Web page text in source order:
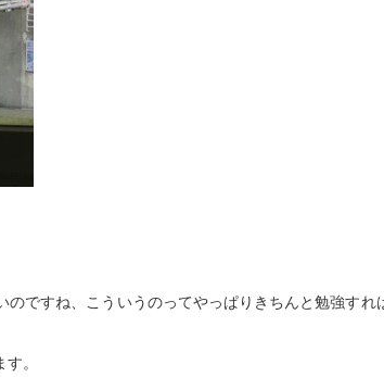
ですね、こういうのってやっぱりきちんと勉強すれ
。